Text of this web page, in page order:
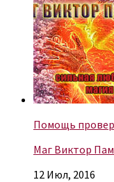
Помощь
Маг Виктор
12 Июл, 2016